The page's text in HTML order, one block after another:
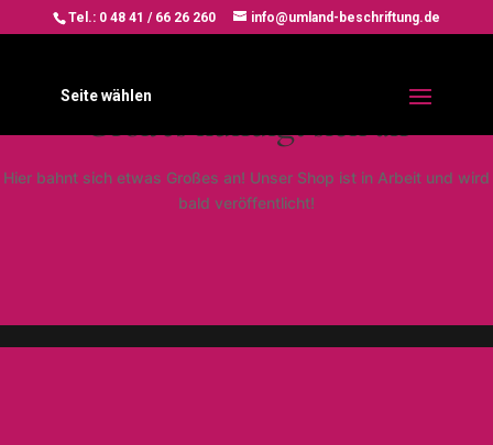
Tel.: 0 48 41 / 66 26 260 info@umland-beschriftung.de
Seite wählen
Großes kündigt sich an
Hier bahnt sich etwas Großes an! Unser Shop ist in Arbeit und wird
bald veröffentlicht!